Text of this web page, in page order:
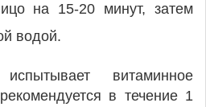
на 15-20 минут, затем
водой.
витаминное
в течение 1